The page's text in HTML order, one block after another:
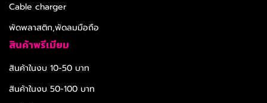
Cable charger
พัดพลาสติก,พัดลมมือถือ
สินค้าพรีเมียม
สินค้าในงบ 10-50 บาท
สินค้าในงบ 50-100 บาท